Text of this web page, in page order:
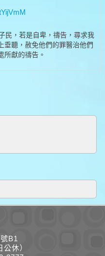
民，若是自卑，禱告，尋求我
垂聽，赦免他們的罪醫治他們
所獻的禱告。
B1
休）